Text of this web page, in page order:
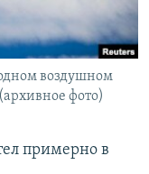
воздушном
фото)
примерно в